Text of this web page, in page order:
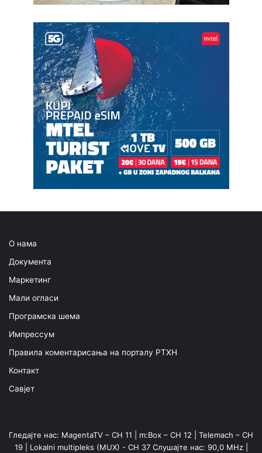
О нама
Документа
Маркетинг
Мали огласи
Програмска шема
Импрессум
Правила коментарисања на порталу РТХН
Контакт
Савјет
Гледајте нас: MagentaTV – CH 11 | m:Box – CH 12 | Telemach – CH
19 | Lokalni multipleks (MUX) - CH 37 Слушајте нас: 90,0 MHz |